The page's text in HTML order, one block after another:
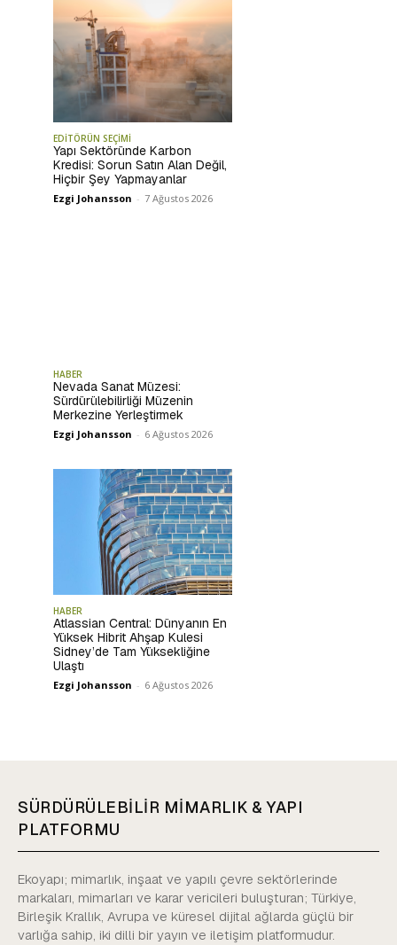
EDİTÖRÜN SEÇİMİ
Yapı Sektöründe Karbon
Kredisi: Sorun Satın Alan Değil,
Hiçbir Şey Yapmayanlar
Ezgi Johansson - 7 Ağustos 2026
HABER
Nevada Sanat Müzesi:
Sürdürülebilirliği Müzenin
Merkezine Yerleştirmek
Ezgi Johansson - 6 Ağustos 2026
HABER
Atlassian Central: Dünyanın En
Yüksek Hibrit Ahşap Kulesi
Sidney’de Tam Yüksekliğine
Ulaştı
Ezgi Johansson - 6 Ağustos 2026
SÜRDÜRÜLEBİLİR MİMARLIK & YAPI
PLATFORMU
Ekoyapı; mimarlık, inşaat ve yapılı çevre sektörlerinde
markaları, mimarları ve karar vericileri buluşturan; Türkiye,
Birleşik Krallık, Avrupa ve küresel dijital ağlarda güçlü bir
varlığa sahip, iki dilli bir yayın ve iletişim platformudur.